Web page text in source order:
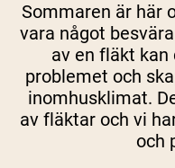
Sommaren är här
vara något
av en fläkt kan
problemet och
inomhusklimat.
av fläktar och vi
och